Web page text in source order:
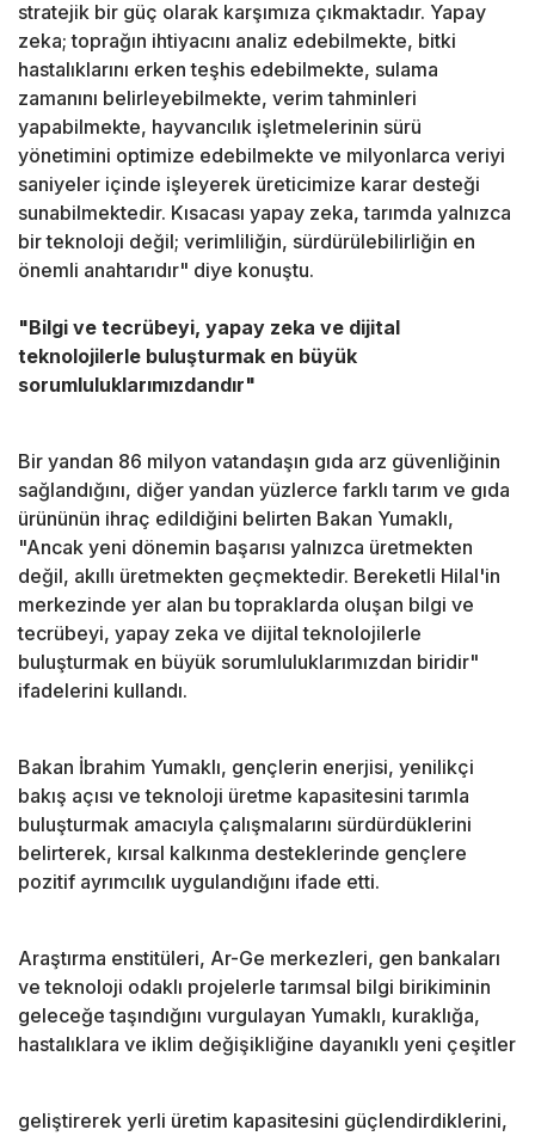
stratejik bir güç olarak karşımıza çıkmaktadır. Yapay
zeka; toprağın ihtiyacını analiz edebilmekte, bitki
hastalıklarını erken teşhis edebilmekte, sulama
zamanını belirleyebilmekte, verim tahminleri
yapabilmekte, hayvancılık işletmelerinin sürü
yönetimini optimize edebilmekte ve milyonlarca veriyi
saniyeler içinde işleyerek üreticimize karar desteği
sunabilmektedir. Kısacası yapay zeka, tarımda yalnızca
bir teknoloji değil; verimliliğin, sürdürülebilirliğin en
önemli anahtarıdır" diye konuştu.
"Bilgi ve tecrübeyi, yapay zeka ve dijital
teknolojilerle buluşturmak en büyük
sorumluluklarımızdandır"
Bir yandan 86 milyon vatandaşın gıda arz güvenliğinin
sağlandığını, diğer yandan yüzlerce farklı tarım ve gıda
ürününün ihraç edildiğini belirten Bakan Yumaklı,
"Ancak yeni dönemin başarısı yalnızca üretmekten
değil, akıllı üretmekten geçmektedir. Bereketli Hilal'in
merkezinde yer alan bu topraklarda oluşan bilgi ve
tecrübeyi, yapay zeka ve dijital teknolojilerle
buluşturmak en büyük sorumluluklarımızdan biridir"
ifadelerini kullandı.
Bakan İbrahim Yumaklı, gençlerin enerjisi, yenilikçi
bakış açısı ve teknoloji üretme kapasitesini tarımla
buluşturmak amacıyla çalışmalarını sürdürdüklerini
belirterek, kırsal kalkınma desteklerinde gençlere
pozitif ayrımcılık uygulandığını ifade etti.
Araştırma enstitüleri, Ar-Ge merkezleri, gen bankaları
ve teknoloji odaklı projelerle tarımsal bilgi birikiminin
geleceğe taşındığını vurgulayan Yumaklı, kuraklığa,
hastalıklara ve iklim değişikliğine dayanıklı yeni çeşitler
geliştirerek yerli üretim kapasitesini güçlendirdiklerini,